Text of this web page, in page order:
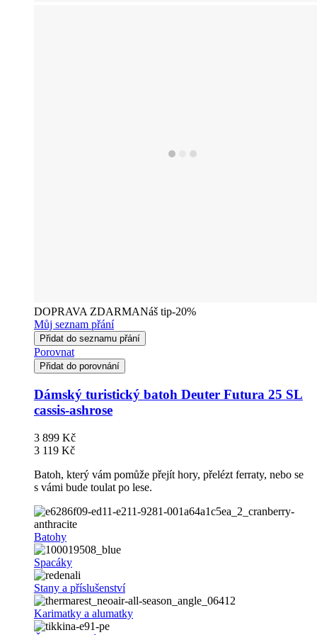
DOPRAVA ZDARMANáš tip-20%
Můj seznam přání
Přidat do seznamu přání
Porovnat
Přidat do porovnání
Dámský turistický batoh Deuter Futura 25 SL
cassis-ashrose
3 899 Kč
3 119 Kč
Batoh, který vám pomůže přejít hory, přelézt ferraty, nebo se
s vámi bude toulat po lese.
Batohy
Spacáky
Stany a příslušenství
Karimatky a alumatky